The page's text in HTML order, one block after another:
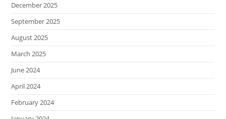
December 2025
September 2025
August 2025
March 2025
June 2024
April 2024
February 2024